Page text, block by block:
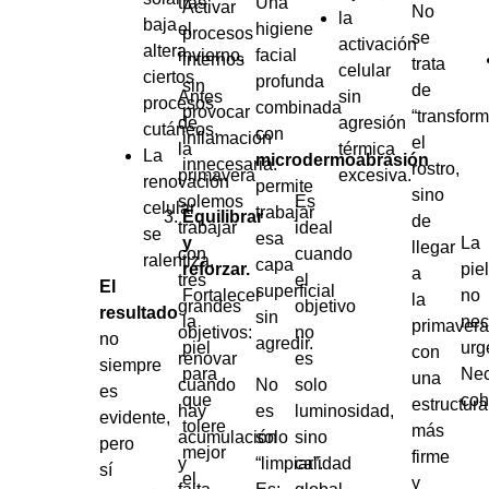
baja
altera
ciertos
procesos
cutáneos.
La
renovación
celular
se
ralentiza.
El
resultado
no
siempre
es
evidente,
pero
sí
Activar
procesos
internos
sin
provocar
inflamación
innecesaria.
Equilibrar
y
reforzar.
Fortalecer
la
piel
para
que
tolere
mejor
el
el
invierno.
Antes
de
la
primavera
solemos
trabajar
con
tres
grandes
objetivos:
renovar
cuando
hay
acumulación
y
higiene
facial
profunda
combinada
con
microdermoabrasión
permite
trabajar
esa
capa
superficial
sin
agredir.
No
es
solo
“limpiar”.
la
activación
celular
sin
agresión
térmica
excesiva.
Es
ideal
cuando
el
objetivo
no
es
solo
luminosidad,
sino
calidad
No
se
trata
de
el
rostro,
sino
de
llegar
a
la
primavera
con
una
estructura
más
firme
y
La
piel
no